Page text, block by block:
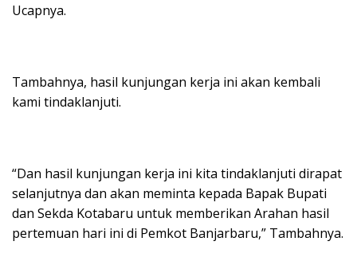
Ucapnya.
Tambahnya, hasil kunjungan kerja ini akan kembali
kami tindaklanjuti.
“Dan hasil kunjungan kerja ini kita tindaklanjuti dirapat
selanjutnya dan akan meminta kepada Bapak Bupati
dan Sekda Kotabaru untuk memberikan Arahan hasil
pertemuan hari ini di Pemkot Banjarbaru,” Tambahnya.